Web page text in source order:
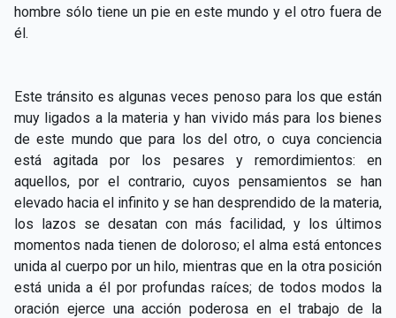
CAPÍTULO XX - Los obreros de la última hora ▸
CAPÍTULO XXII - No separéis lo que Dios ha unido ▸
CAPÍTULO XXIII - Moral extraña
CAPÍTULO XXIV - No pongáis la lámpara debajo del
celemín
▸
CAPÍTULO XXV - Buscad y encontraréis ▸
CAPÍTULO XXVI - Dad gratuitamente lo que recibís
gratuitamente
▸
hombre sólo tiene un pie en este mundo y el otro fuera de
él.
Este tránsito es algunas veces penoso para los que están
muy ligados a la materia y han vivido más para los bienes
de este mundo que para los del otro, o cuya conciencia
está agitada por los pesares y remordimientos: en
aquellos, por el contrario, cuyos pensamientos se han
elevado hacia el infinito y se han desprendido de la materia,
los lazos se desatan con más facilidad, y los últimos
momentos nada tienen de doloroso; el alma está entonces
unida al cuerpo por un hilo, mientras que en la otra posición
está unida a él por profundas raíces; de todos modos la
oración ejerce una acción poderosa en el trabajo de la